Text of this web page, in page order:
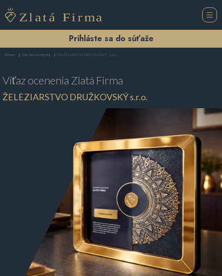
Prihláste sa do súťaže
Domov Železiarstvo Bytča ŽELEZIARSTVO DRUŽKOVSKÝ s.r.o.
Víťaz ocenenia Zlatá Firma
ŽELEZIARSTVO DRUŽKOVSKÝ s.r.o.